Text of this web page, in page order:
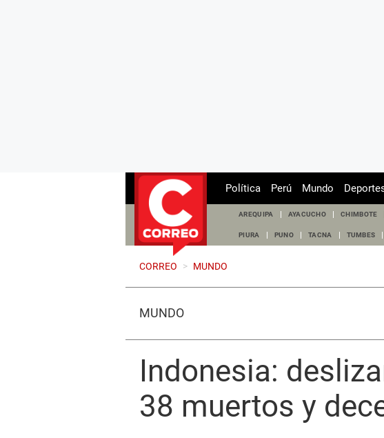
Política Perú Mundo
AREQUIPA AYACUCHO CHIMBOTE
PIURA PUNO TACNA TUMBES
CORREO > MUNDO
MUNDO
Indonesia:
38 muertos y